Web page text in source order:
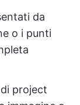
da
o i punti
project